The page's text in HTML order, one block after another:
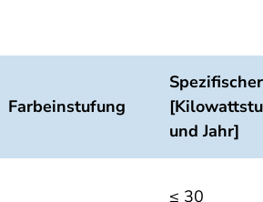
Farbeinstufung
und Jahr]
≤ 30